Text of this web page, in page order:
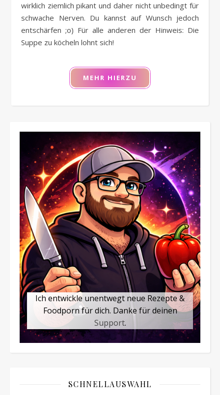
wirklich ziemlich pikant und daher nicht unbedingt für
schwache Nerven. Du kannst auf Wunsch jedoch
entschärfen ;o) Für alle anderen der Hinweis: Die
Suppe zu köcheln lohnt sich!
MEHR HIERZU
Ich entwickle unentwegt neue Rezepte &
Foodporn für dich. Danke für deinen
Support.
SCHNELLAUSWAHL